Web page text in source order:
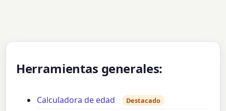
Herramientas generales:
Calculadora de edad Destacado